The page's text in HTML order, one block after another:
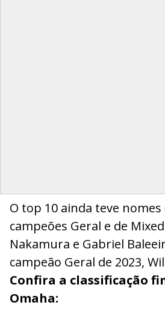
O top 10 ainda teve nomes
campeões Geral e de
Nakamura e Gabriel
campeão Geral de 2023,
Confira a classificação
Omaha: